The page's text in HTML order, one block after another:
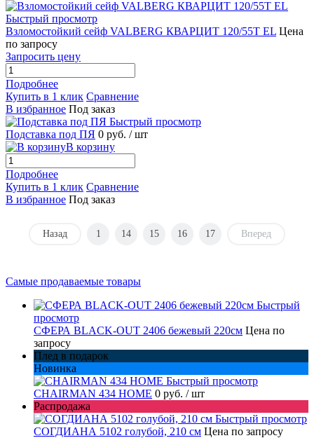
Быстрый просмотр
Взломостойкий сейф VALBERG КВАРЦИТ 120/55T EL Цена
по запросу
Запросить цену
Подробнее
Купить в 1 клик Сравнение
В избранное Под заказ
Быстрый просмотр
Подставка под ПЯ 0 руб. / шт
В корзину
Подробнее
Купить в 1 клик Сравнение
В избранное Под заказ
Назад 1 14 15 16 17 Вперед
Самые продаваемые товары
Быстрый
просмотр
СФЕРА BLACK-OUT 2406 бежевый 220см Цена по
запросу
Плед в подарок
Новинка
Быстрый просмотр
CHAIRMAN 434 HOME 0 руб. / шт
Распродажа
Быстрый просмотр
СОГДИАНА 5102 голубой, 210 см Цена по запросу